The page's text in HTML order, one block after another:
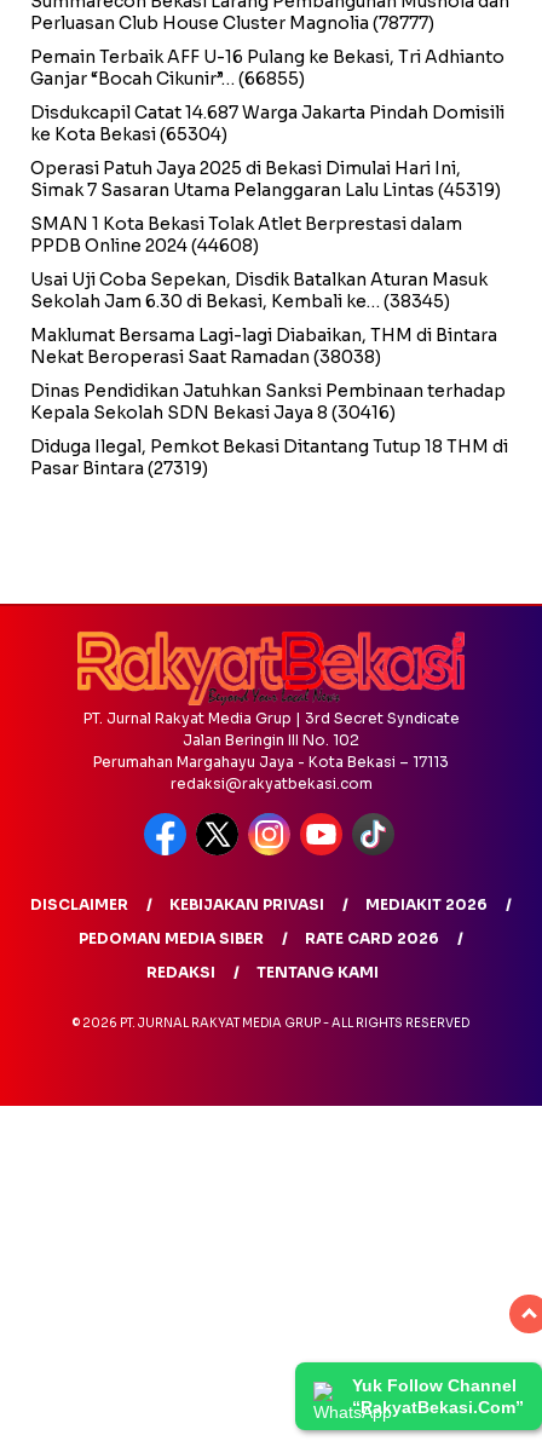
Perluasan Club House Cluster Magnolia (78777)
Pemain Terbaik AFF U-16 Pulang ke Bekasi, Tri Adhianto
Ganjar “Bocah Cikunir”… (66855)
Disdukcapil Catat 14.687 Warga Jakarta Pindah Domisili
ke Kota Bekasi(65304)
Operasi Patuh Jaya 2025 di Bekasi Dimulai Hari Ini,
Simak 7 Sasaran Utama Pelanggaran Lalu Lintas (45319)
SMAN 1 Kota Bekasi Tolak Atlet Berprestasi dalam
PPDB Online 2024(44608)
Usai Uji Coba Sepekan, Disdik Batalkan Aturan Masuk
Sekolah Jam 6.30 di Bekasi, Kembali ke… (38345)
Maklumat Bersama Lagi-lagi Diabaikan, THM di Bintara
Nekat Beroperasi Saat Ramadan (38038)
Dinas Pendidikan Jatuhkan Sanksi Pembinaan terhadap
Kepala Sekolah SDN Bekasi Jaya 8 (30416)
Diduga Ilegal, Pemkot Bekasi Ditantang Tutup 18 THM di
Pasar Bintara (27319)
Yuk Follow Channel
“RakyatBekasi.Com”
PT. Jurnal Rakyat Media Grup | 3rd Secret Syndicate
Jalan Beringin III No. 102
Perumahan Margahayu Jaya - Kota Bekasi – 17113
redaksi@rakyatbekasi.com
DISCLAIMER KEBIJAKAN PRIVASI
MEDIAKIT 2026
PEDOMAN MEDIA SIBER
RATE CARD 2026
REDAKSI
TENTANG KAMI
© 2026 PT. JURNAL RAKYAT MEDIA GRUP - ALL RIGHTS RESERVED